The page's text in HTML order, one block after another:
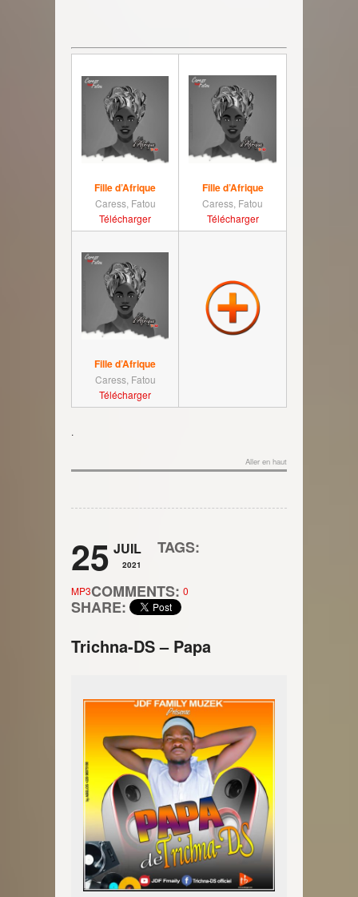
Fille d’Afrique
Caress, Fatou
Télécharger
Fille d’Afrique
Caress, Fatou
Télécharger
Fille d’Afrique
Caress, Fatou
Télécharger
.
Aller en haut
25 JUIL
2021
TAGS:
MP3COMMENTS: 0
SHARE:
Trichna-DS – Papa